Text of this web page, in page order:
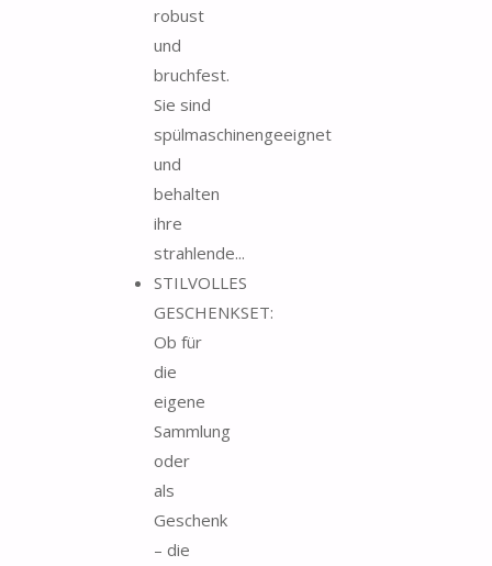
robust
und
bruchfest.
Sie sind
spülmaschinengeeignet
und
behalten
ihre
strahlende...
STILVOLLES
GESCHENKSET:
Ob für
die
eigene
Sammlung
oder
als
Geschenk
– die